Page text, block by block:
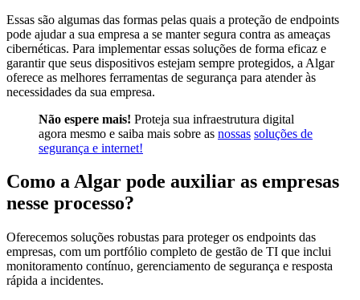
Essas são algumas das formas pelas quais a proteção de endpoints
pode ajudar a sua empresa a se manter segura contra as ameaças
cibernéticas. Para implementar essas soluções de forma eficaz e
garantir que seus dispositivos estejam sempre protegidos, a Algar
oferece as melhores ferramentas de segurança para atender às
necessidades da sua empresa.
Não espere mais! Proteja sua infraestrutura digital
agora mesmo e saiba mais sobre as nossas soluções de
segurança e internet!
Como a Algar pode auxiliar as empresas
nesse processo?
Oferecemos soluções robustas para proteger os endpoints das
empresas, com um portfólio completo de gestão de TI que inclui
monitoramento contínuo, gerenciamento de segurança e resposta
rápida a incidentes.